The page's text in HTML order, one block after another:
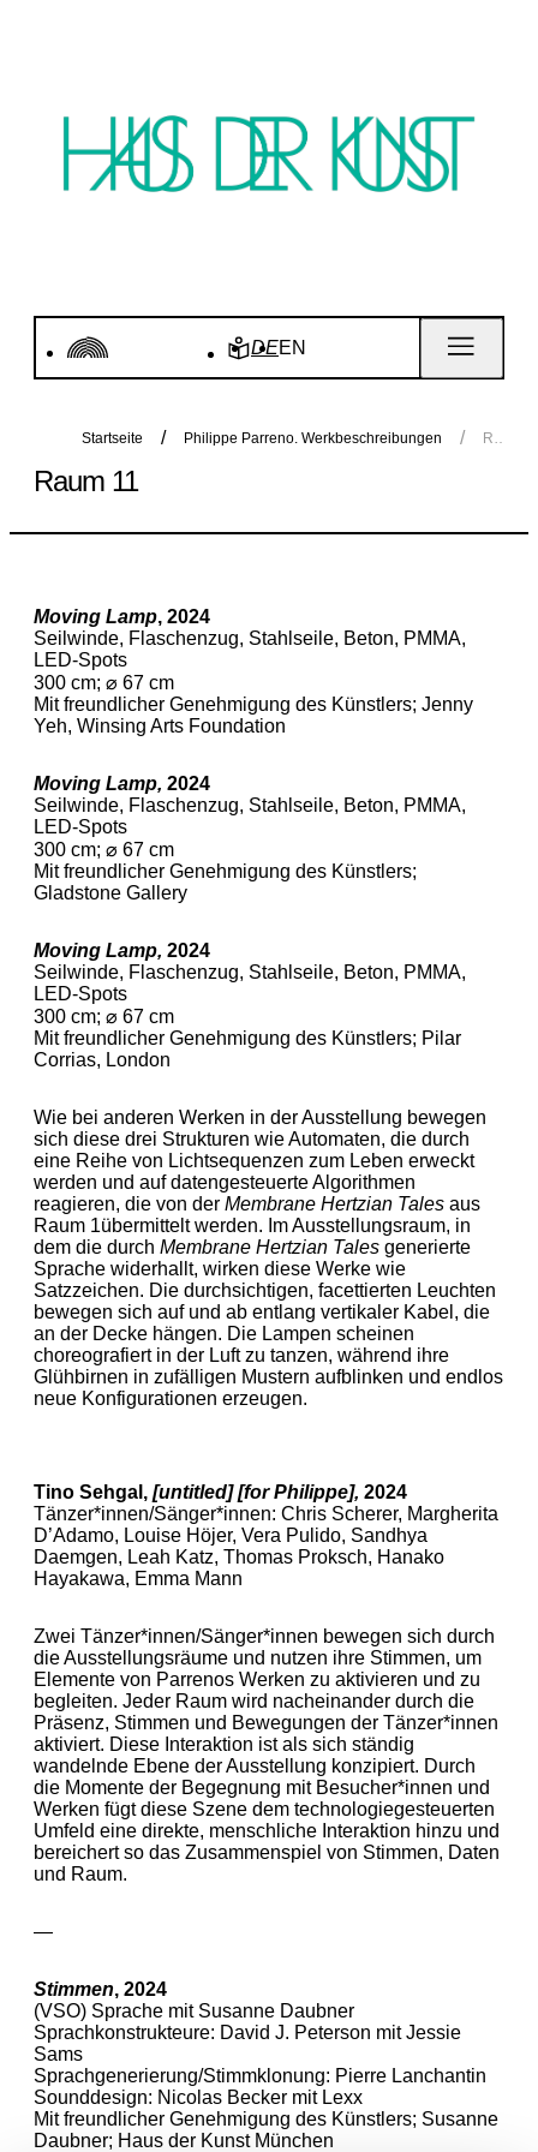
DEEN
Startseite Philippe Parreno. Werkbeschreibungen Raum 11
Raum 11
Moving Lamp, 2024
Seilwinde, Flaschenzug, Stahlseile, Beton, PMMA,
LED-Spots
300 cm; ⌀ 67 cm
Mit freundlicher Genehmigung des Künstlers; Jenny
Yeh, Winsing Arts Foundation
Moving Lamp, 2024
Seilwinde, Flaschenzug, Stahlseile, Beton, PMMA,
LED-Spots
300 cm; ⌀ 67 cm
Mit freundlicher Genehmigung des Künstlers;
Gladstone Gallery
Moving Lamp, 2024
Seilwinde, Flaschenzug, Stahlseile, Beton, PMMA,
LED-Spots
300 cm; ⌀ 67 cm
Mit freundlicher Genehmigung des Künstlers; Pilar
Corrias, London
Wie bei anderen Werken in der Ausstellung bewegen
sich diese drei Strukturen wie Automaten, die durch
eine Reihe von Lichtsequenzen zum Leben erweckt
werden und auf datengesteuerte Algorithmen
reagieren, die von der Membrane Hertzian Tales aus
Raum 1übermittelt werden. Im Ausstellungsraum, in
dem die durch Membrane Hertzian Tales generierte
Sprache widerhallt, wirken diese Werke wie
Satzzeichen. Die durchsichtigen, facettierten Leuchten
bewegen sich auf und ab entlang vertikaler Kabel, die
an der Decke hängen. Die Lampen scheinen
choreografiert in der Luft zu tanzen, während ihre
Glühbirnen in zufälligen Mustern aufblinken und endlos
neue Konfigurationen erzeugen.
Tino Sehgal, [untitled] [for Philippe], 2024
Tänzer*innen/Sänger*innen: Chris Scherer, Margherita
D’Adamo, Louise Höjer, Vera Pulido, Sandhya
Daemgen, Leah Katz, Thomas Proksch, Hanako
Hayakawa, Emma Mann
Zwei Tänzer*innen/Sänger*innen bewegen sich durch
die Ausstellungsräume und nutzen ihre Stimmen, um
Elemente von Parrenos Werken zu aktivieren und zu
begleiten. Jeder Raum wird nacheinander durch die
Präsenz, Stimmen und Bewegungen der Tänzer*innen
aktiviert. Diese Interaktion ist als sich ständig
wandelnde Ebene der Ausstellung konzipiert. Durch
die Momente der Begegnung mit Besucher*innen und
Werken fügt diese Szene dem technologiegesteuerten
Umfeld eine direkte, menschliche Interaktion hinzu und
bereichert so das Zusammenspiel von Stimmen, Daten
und Raum.
—
Stimmen, 2024
(VSO) Sprache mit Susanne Daubner
Sprachkonstrukteure: David J. Peterson mit Jessie
Sams
Sprachgenerierung/Stimmklonung: Pierre Lanchantin
Sounddesign: Nicolas Becker mit Lexx
Mit freundlicher Genehmigung des Künstlers; Susanne
Daubner; Haus der Kunst München